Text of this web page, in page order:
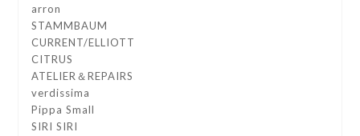
arron
STAMMBAUM
CURRENT/ELLIOTT
CITRUS
ATELIER＆REPAIRS
verdissima
Pippa Small
SIRI SIRI